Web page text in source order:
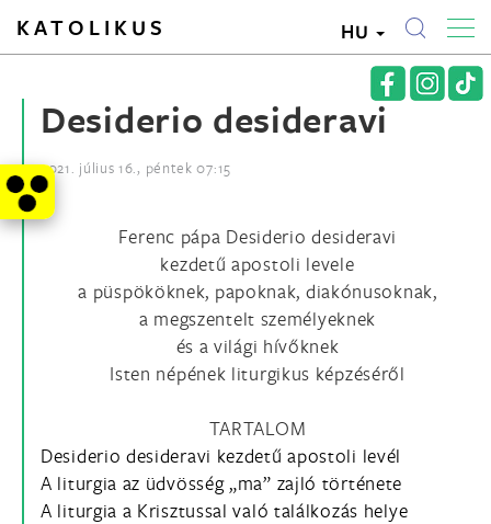
KATOLIKUS HU
Desiderio desideravi
2021. július 16., péntek 07:15
Ferenc pápa Desiderio desideravi
kezdetű apostoli levele
a püspököknek, papoknak, diakónusoknak,
a megszentelt személyeknek
és a világi hívőknek
Isten népének liturgikus képzéséről
TARTALOM
Desiderio desideravi kezdetű apostoli levél
A liturgia az üdvösség „ma” zajló története
A liturgia a Krisztussal való találkozás helye